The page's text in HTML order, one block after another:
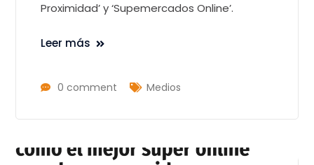
Proximidad’ y ‘Supemercados Online’.
Leer más
0 comment Medios